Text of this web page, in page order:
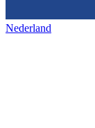
Nederland